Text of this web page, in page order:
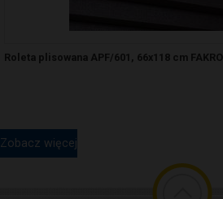
Roleta plisowana APF/601, 66x118 cm FAKRO
Zobacz więcej